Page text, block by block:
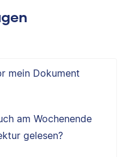
mein Dokument
am Wochenende
gelesen?